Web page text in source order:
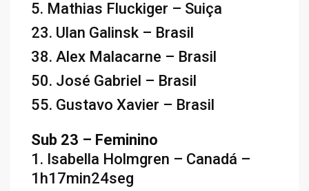
5. Mathias Fluckiger – Suiça
23. Ulan Galinsk – Brasil
38. Alex Malacarne – Brasil
50. José Gabriel – Brasil
55. Gustavo Xavier – Brasil
Sub 23 – Feminino
1. Isabella Holmgren – Canadá –
1h17min24seg